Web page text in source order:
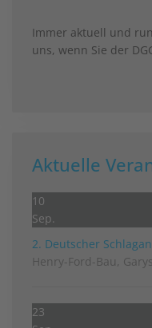
Immer aktuell und
uns, wenn Sie der
Aktuelle
10
Sep.
2. Deutscher
Henry-Ford-Bau,
23